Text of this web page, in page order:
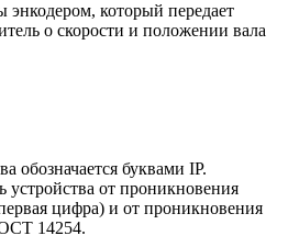
энкодером, который передает
о скорости и положении вала
обозначается буквами IP.
устройства от проникновения
цифра) и от проникновения
14254.